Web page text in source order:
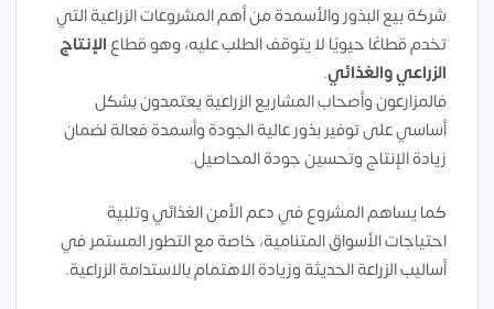
شركة بيع البذور والأسمدة من أهم المشروعات الزراعية التي
تخدم قطاعًا حيويًا لا يتوقف الطلب عليه، وهو قطاعالإنتاج
الزراعي والغذائي.
فالمزارعون وأصحاب المشاريع الزراعية يعتمدون بشكل
أساسي على توفير بذور عالية الجودة وأسمدة فعالة لضمان
زيادة الإنتاج وتحسين جودة المحاصيل.
كما يساهم المشروع في دعم الأمن الغذائي وتلبية
احتياجات الأسواق المتنامية، خاصة مع التطور المستمر في
أساليب الزراعة الحديثة وزيادة الاهتمام بالاستدامة الزراعية.